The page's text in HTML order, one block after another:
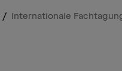
Internationale